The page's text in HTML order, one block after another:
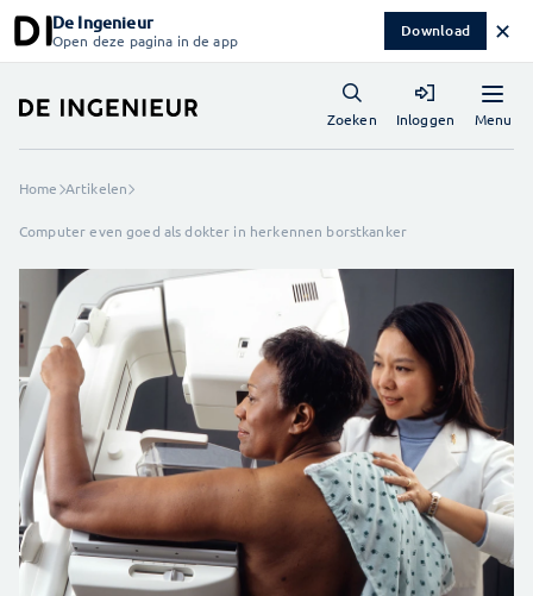
De Ingenieur
Open deze pagina in de app Download ✕
Menu
Zoeken Inloggen
Home Artikelen
Computer even goed als dokter in herkennen borstkanker